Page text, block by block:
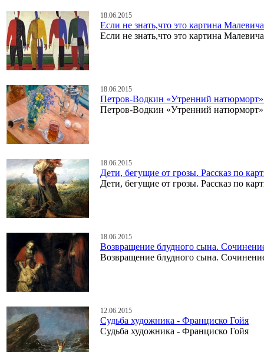
18.06.2015
Если не знать,что это картина
Если не знать,что это картина
18.06.2015
Петров-Водкин «Утренний
Петров-Водкин «Утренний
18.06.2015
Дети, бегущие от грозы. Рассказ по
Дети, бегущие от грозы. Рассказ по
18.06.2015
Возвращение блудного сына.
Возвращение блудного сына.
12.06.2015
Судьба художника - Франциско Гойя
Судьба художника - Франциско Гойя